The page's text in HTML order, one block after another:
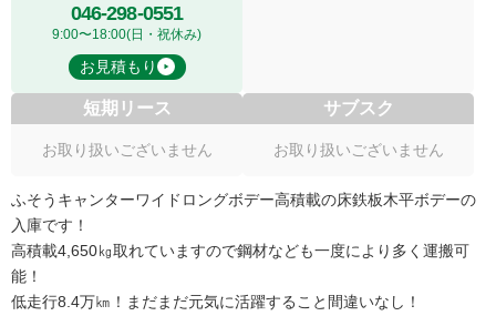
046-298-0551
9:00〜18:00(日・祝休み)
お見積もり
短期リース
お取り扱いございません
サブスク
お取り扱いございません
ふそうキャンターワイドロングボデー高積載の床鉄板木平ボデーの
入庫です！
高積載4,650㎏取れていますので鋼材なども一度により多く運搬可
能！
低走行8.4万㎞！まだまだ元気に活躍すること間違いなし！